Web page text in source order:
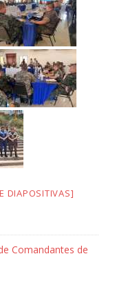
DIAPOSITIVAS]
Comandantes de